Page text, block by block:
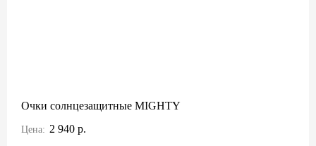
Очки солнцезащитные MIGHTY
Цена: 2 940 р.